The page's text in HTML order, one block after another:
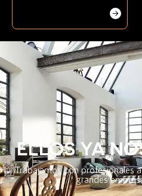
ELLOS YA
Trabajamos con profesionales
grandes